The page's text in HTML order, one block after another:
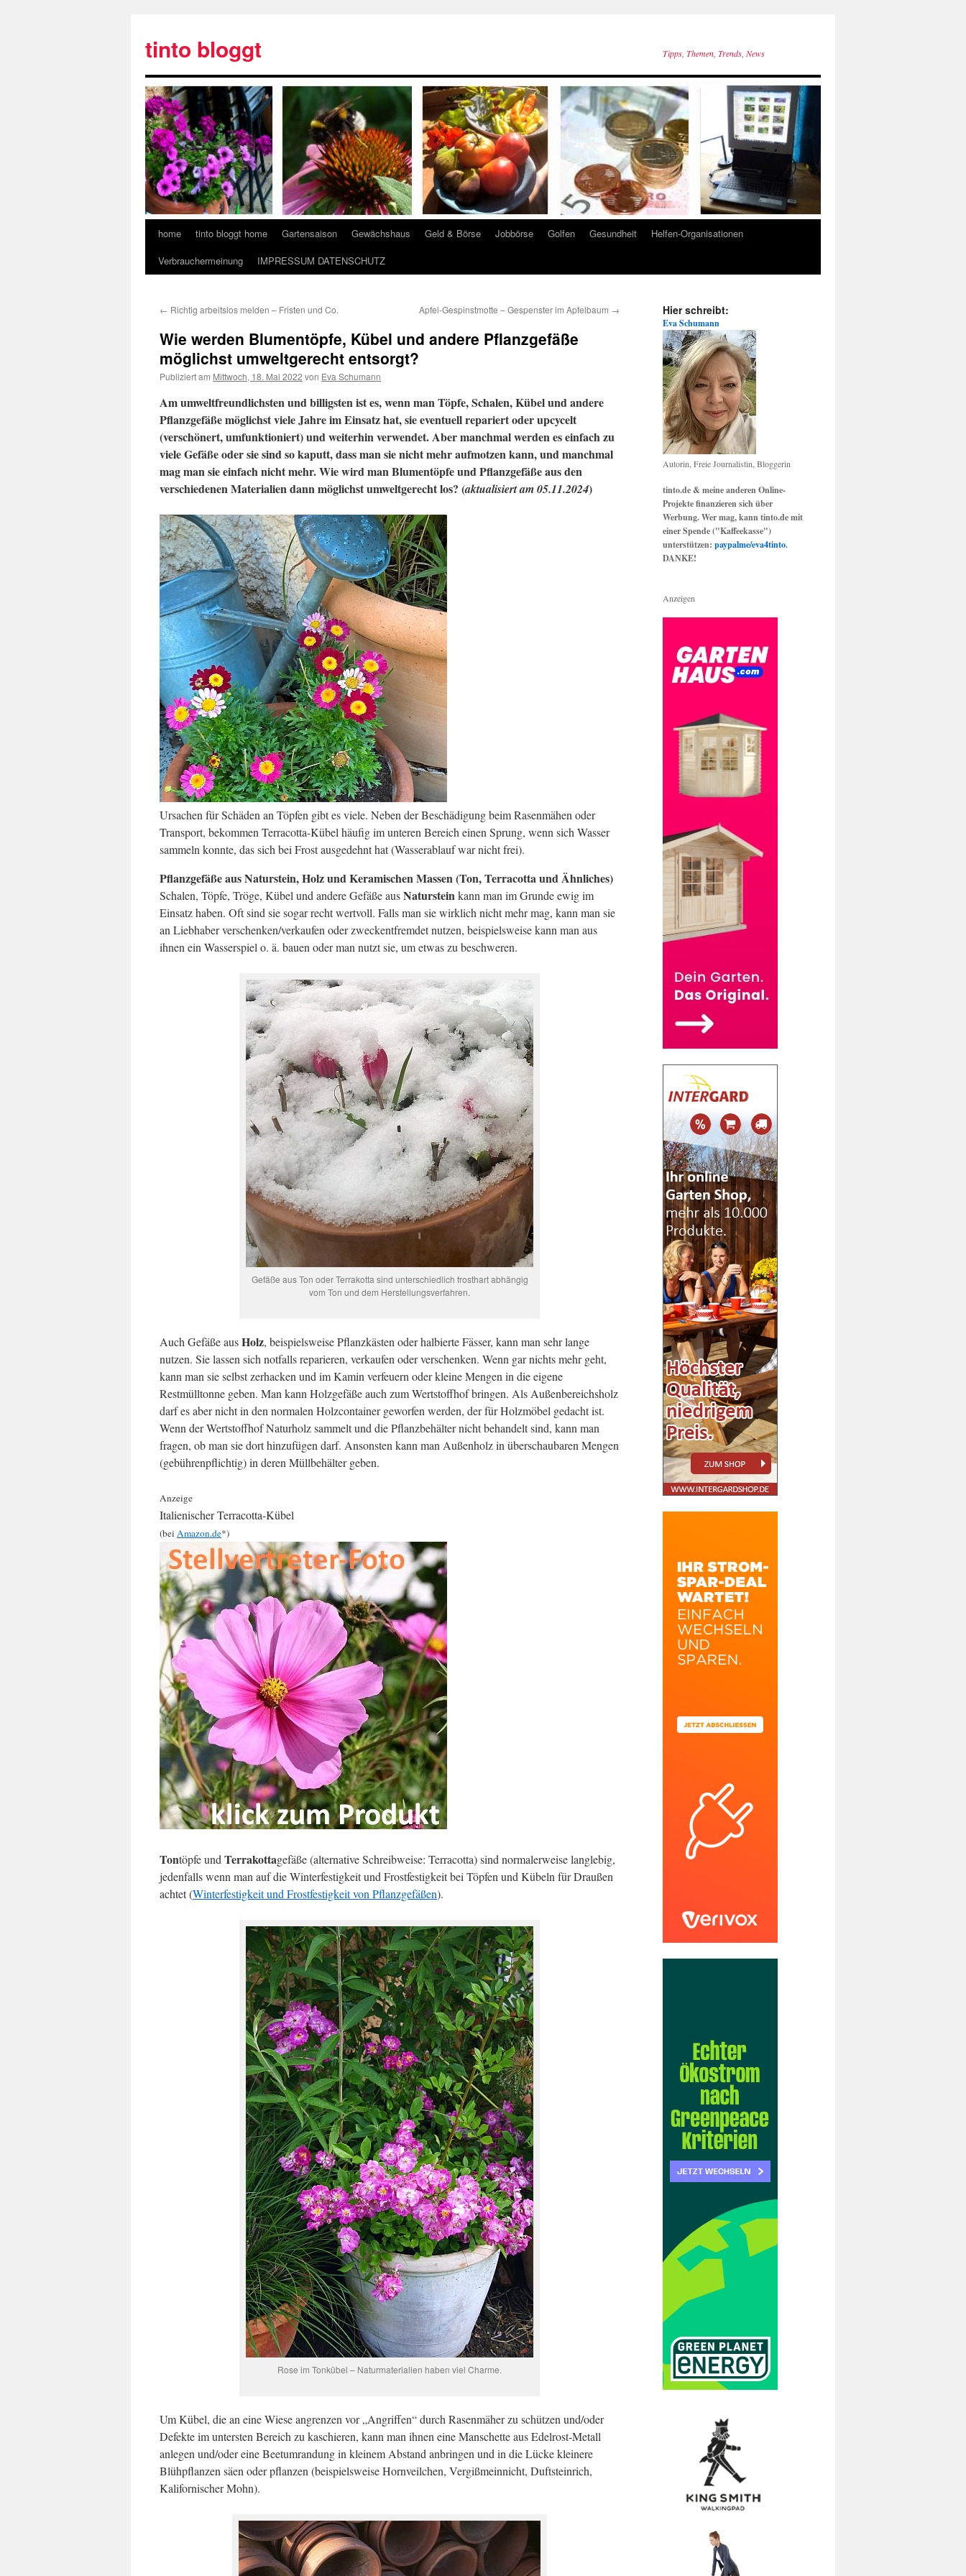
tinto bloggt Tipps, Themen, Trends, News
home tinto bloggt home Gartensaison Gewächshaus Geld & Börse Jobbörse Golfen Gesundheit
Helfen-Organisationen
Verbrauchermeinung
IMPRESSUM DATENSCHUTZ
← Richtig arbeitslos melden – Fristen und Co. Apfel-Gespinstmotte – Gespenster im Apfelbaum →
Wie werden Blumentöpfe, Kübel und andere Pflanzgefäße
möglichst umweltgerecht entsorgt?
Publiziert am Mittwoch, 18. Mai 2022 von Eva Schumann
Am umweltfreundlichsten und billigsten ist es, wenn man Töpfe, Schalen, Kübel und andere
Pflanzgefäße möglichst viele Jahre im Einsatz hat, sie eventuell repariert oder upcycelt
(verschönert, umfunktioniert) und weiterhin verwendet. Aber manchmal werden es einfach zu
viele Gefäße oder sie sind so kaputt, dass man sie nicht mehr aufmotzen kann, und manchmal
mag man sie einfach nicht mehr. Wie wird man Blumentöpfe und Pflanzgefäße aus den
verschiedenen Materialien dann möglichst umweltgerecht los? (aktualisiert am 05.11.2024)
Ursachen für Schäden an Töpfen gibt es viele. Neben der Beschädigung beim Rasenmähen oder
Transport, bekommen Terracotta-Kübel häufig im unteren Bereich einen Sprung, wenn sich Wasser
sammeln konnte, das sich bei Frost ausgedehnt hat (Wasserablauf war nicht frei).
Pflanzgefäße aus Naturstein, Holz und Keramischen Massen (Ton, Terracotta und Ähnliches)
Schalen, Töpfe, Tröge, Kübel und andere Gefäße ausNatursteinkann man im Grunde ewig im
Einsatz haben. Oft sind sie sogar recht wertvoll. Falls man sie wirklich nicht mehr mag, kann man sie
an Liebhaber verschenken/verkaufen oder zweckentfremdet nutzen, beispielsweise kann man aus
ihnen ein Wasserspiel o. ä. bauen oder man nutzt sie, um etwas zu beschweren.
Gefäße aus Ton oder Terrakotta sind unterschiedlich frosthart abhängig
vom Ton und dem Herstellungsverfahren.
Auch Gefäße ausHolz, beispielsweise Pflanzkästen oder halbierte Fässer, kann man sehr lange
nutzen. Sie lassen sich notfalls reparieren, verkaufen oder verschenken. Wenn gar nichts mehr geht,
kann man sie selbst zerhacken und im Kamin verfeuern oder kleine Mengen in die eigene
Restmülltonne geben. Man kann Holzgefäße auch zum Wertstoffhof bringen. Als Außenbereichsholz
darf es aber nicht in den normalen Holzcontainer geworfen werden, der für Holzmöbel gedacht ist.
Wenn der Wertstoffhof Naturholz sammelt und die Pflanzbehälter nicht behandelt sind, kann man
fragen, ob man sie dort hinzufügen darf. Ansonsten kann man Außenholz in überschaubaren Mengen
(gebührenpflichtig) in deren Müllbehälter geben.
Anzeige
Italienischer Terracotta-Kübel
(bei Amazon.de*)
Tontöpfe und Terrakottagefäße (alternative Schreibweise: Terracotta) sind normalerweise langlebig,
jedenfalls wenn man auf die Winterfestigkeit und Frostfestigkeit bei Töpfen und Kübeln für Draußen
achtet (Winterfestigkeit und Frostfestigkeit von Pflanzgefäßen).
Rose im Tonkübel – Naturmaterialien haben viel Charme.
Um Kübel, die an eine Wiese angrenzen vor „Angriffen“ durch Rasenmäher zu schützen und/oder
Defekte im untersten Bereich zu kaschieren, kann man ihnen eine Manschette aus Edelrost-Metall
anlegen und/oder eine Beetumrandung in kleinem Abstand anbringen und in die Lücke kleinere
Blühpflanzen säen oder pflanzen (beispielsweise Hornveilchen, Vergißmeinnicht, Duftsteinrich,
Kalifornischer Mohn).
Hier schreibt:
Eva Schumann
Autorin, Freie Journalistin, Bloggerin
tinto.de & meine anderen Online-
Projekte finanzieren sich über
Werbung. Wer mag, kann tinto.de mit
einer Spende ("Kaffeekasse")
unterstützen: paypalme/eva4tinto.
DANKE!
Anzeigen